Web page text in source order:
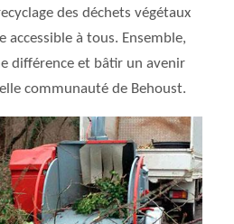
des déchets végétaux
accessible à tous. Ensemble,
différence et bâtir un avenir
communauté de Behoust.